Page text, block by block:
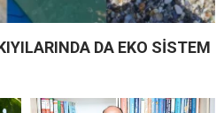
DA EKO SİSTEM